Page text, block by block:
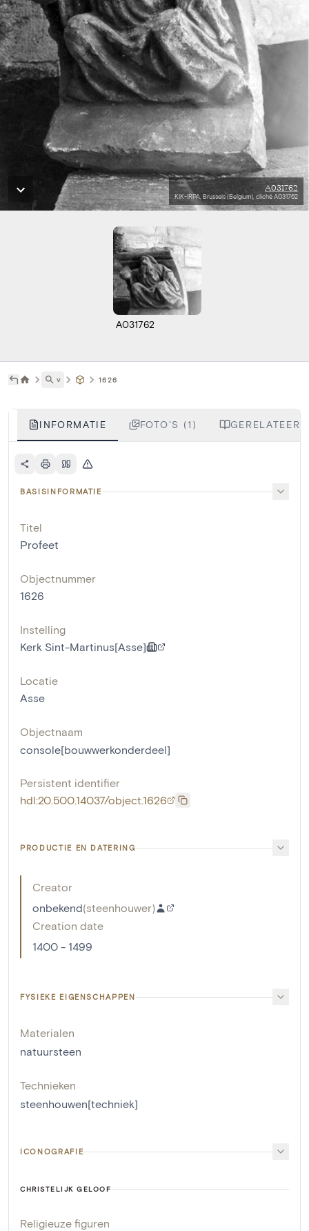
A031762
KIK-IRPA, Brussels (Belgium), cliché A031762
A031762
˅ 1626
INFORMATIE FOTO'S (1)
BASISINFORMATIE
Titel
Profeet
Objectnummer
1626
Instelling
Kerk Sint-Martinus[Asse]
Locatie
Asse
Objectnaam
console[bouwwerkonderdeel]
Persistent identifier
hdl:20.500.14037/object.1626
PRODUCTIE EN DATERING
Creator
onbekend(steenhouwer)
Creation date
1400 - 1499
FYSIEKE EIGENSCHAPPEN
Materialen
natuursteen
Technieken
steenhouwen[techniek]
ICONOGRAFIE
CHRISTELIJK GELOOF
Religieuze figuren